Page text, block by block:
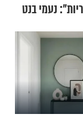
נעמי בנט